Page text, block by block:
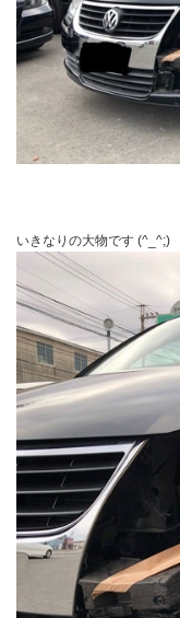
いきなりの大物です (^_^;)